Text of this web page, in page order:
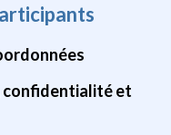
confidentialité et